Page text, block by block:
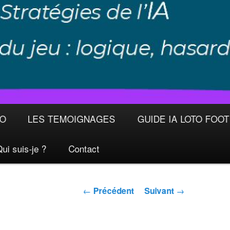
LES TEMOIGNAGES GUIDE IA LOTO FOOT
suis-je ? Contact
Navigation
← Précédent Suivant →